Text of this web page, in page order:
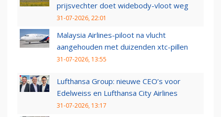
prijsvechter doet widebody-vloot weg
31-07-2026, 22:01
Malaysia Airlines-piloot na vlucht
aangehouden met duizenden xtc-pillen
31-07-2026, 13:55
Lufthansa Group: nieuwe CEO’s voor
Edelweiss en Lufthansa City Airlines
31-07-2026, 13:17